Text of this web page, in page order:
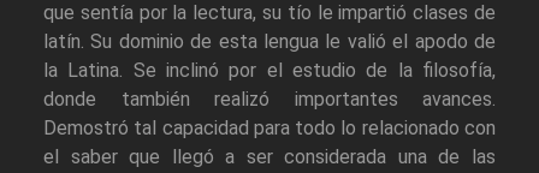
que sentía por la lectura, su tío le impartió clases de
latín. Su dominio de esta lengua le valió el apodo de
la Latina. Se inclinó por el estudio de la filosofía,
donde también realizó importantes avances.
Demostró tal capacidad para todo lo relacionado con
el saber que llegó a ser considerada una de las